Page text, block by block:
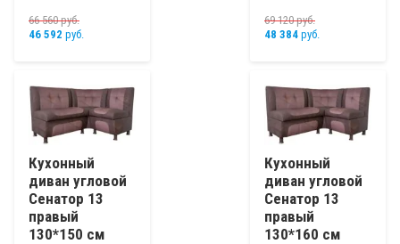
66 560руб.
46 592 руб.
69 120руб.
48 384 руб.
Кухонный
диван угловой
Сенатор 13
правый
130*150 см
Кухонный
диван угловой
Сенатор 13
правый
130*160 см